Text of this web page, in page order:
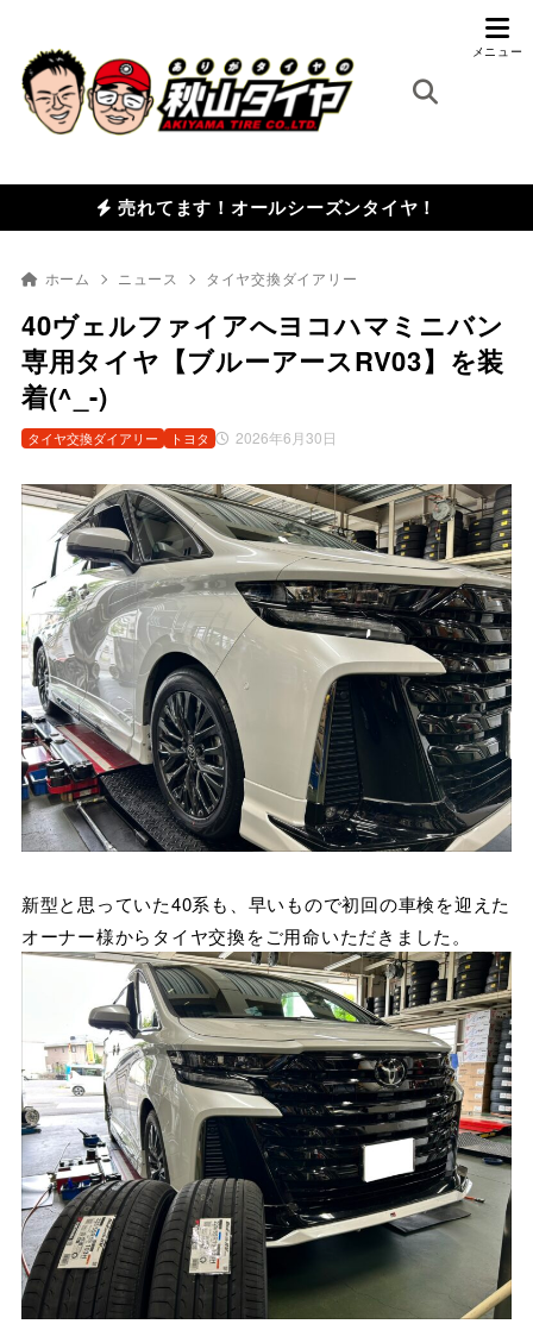
売れてます！オールシーズンタイヤ！
ホーム ニュース タイヤ交換ダイアリー
40ヴェルファイアへヨコハマミニバン
専用タイヤ【ブルーアースRV03】を装
着(^_-)
2026年6月30日
タイヤ交換ダイアリー トヨタ
新型と思っていた40系も、早いもので初回の車検を迎えた
オーナー様からタイヤ交換をご用命いただきました。